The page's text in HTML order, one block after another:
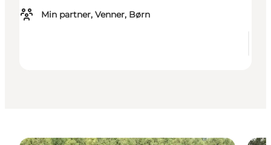
Min partner, Venner, Børn